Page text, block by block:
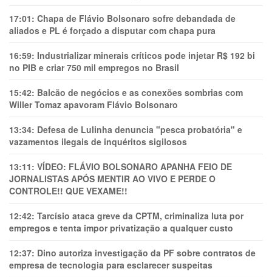
17:01: Chapa de Flávio Bolsonaro sofre debandada de
aliados e PL é forçado a disputar com chapa pura
16:59: Industrializar minerais críticos pode injetar R$ 192 bi
no PIB e criar 750 mil empregos no Brasil
15:42: Balcão de negócios e as conexões sombrias com
Willer Tomaz apavoram Flávio Bolsonaro
13:34: Defesa de Lulinha denuncia "pesca probatória" e
vazamentos ilegais de inquéritos sigilosos
13:11: VÍDEO: FLÁVIO BOLSONARO APANHA FEIO DE
JORNALISTAS APÓS MENTIR AO VIVO E PERDE O
CONTROLE!! QUE VEXAME!!
12:42: Tarcísio ataca greve da CPTM, criminaliza luta por
empregos e tenta impor privatização a qualquer custo
12:37: Dino autoriza investigação da PF sobre contratos de
empresa de tecnologia para esclarecer suspeitas